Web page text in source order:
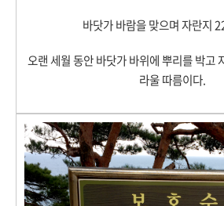
바닷가 바람을 맞으며 자란지
오랜 세월 동안 바닷가 바위에 뿌리를 박고
라울 따름이다.